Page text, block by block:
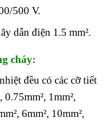
500 V.
dẫn điện 1.5 mm².
cháy:
đều có các cỡ tiết
1mm²,
6mm², 10mm²,